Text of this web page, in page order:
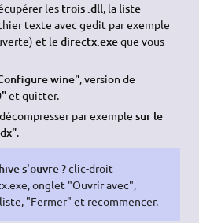
les trois .dll, la liste
texte avec gedit par exemple
et le directx.exeque vous
wine", version de
et quitter.
par exemple sur le
.
s'ouvre ?clic-droit
onglet "Ouvrir avec",
"Fermer" et recommencer.